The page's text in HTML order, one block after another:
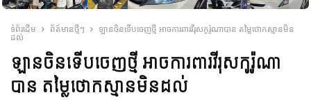
ទំព័រដើម ព័ត៍មានថ្មីៗ
ឡានចិនទើបចេញថ្មី អាចការពារវីរុសកូរ៉ូណាបាន តម្លៃថោកស្មានមិន
ដល់
ឡានចិនទើបចេញថ្មី អាចការពារវីរុសកូរ៉ូណា
បាន តម្លៃថោកស្មានមិនដល់